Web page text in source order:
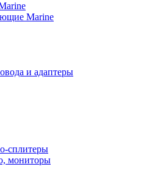
Marine
и адаптеры
сплитеры
мониторы